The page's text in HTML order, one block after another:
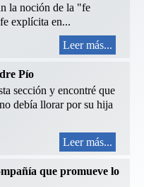
la noción de la "fe
explícita en...
Leer más...
Pío
sección y encontré que
debía llorar por su hija
Leer más...
que promueve lo